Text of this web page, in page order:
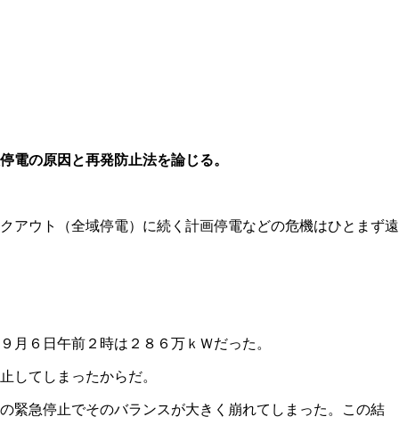
電の原因と再発防止法を論じる。
アウト（全域停電）に続く計画停電などの危機はひとまず遠
６日午前２時は２８６万ｋＷだった。
してしまったからだ。
緊急停止でそのバランスが大きく崩れてしまった。この結